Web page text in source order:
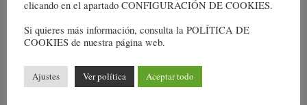
este proceso para
que obtengas el
bienestar personal y
seas capaz de
clicando en el apartado CONFIGURACIÓN DE COOKIES.
Si quieres más información, consulta la POLÍTICA DE
COOKIES de nuestra página web.
Ajustes Ver política Aceptar todo